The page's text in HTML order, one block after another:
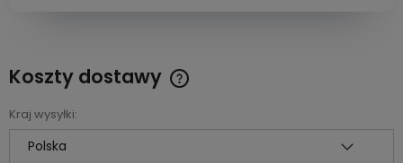
Koszty dostawy
Cena nie zawiera ewentualnych kosztów płatności
Kraj wysyłki: